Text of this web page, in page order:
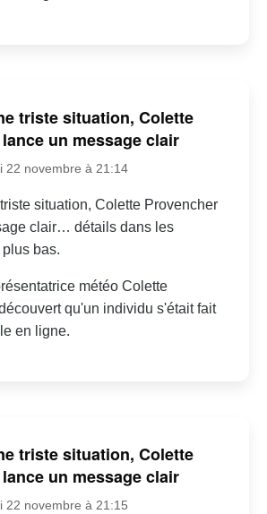
triste situation, Colette
un message clair
22 novembre à 21:14
situation, Colette Provencher
clair… détails dans les
bas.
météo Colette
qu'un individu s'était fait
en ligne.
triste situation, Colette
un message clair
22 novembre à 21:15